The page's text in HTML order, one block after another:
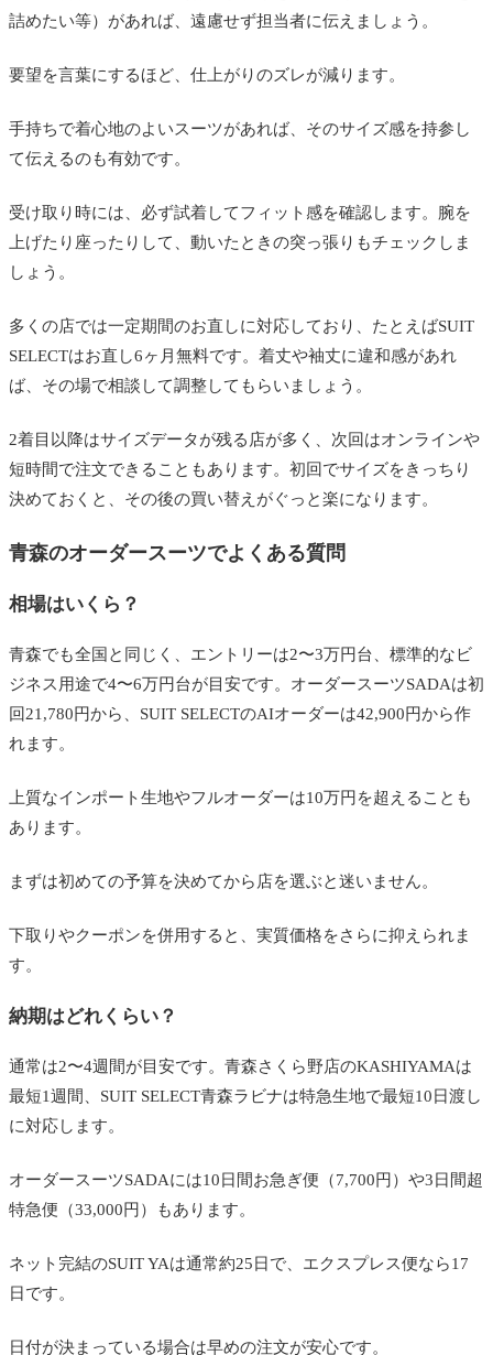
詰めたい等）があれば、遠慮せず担当者に伝えましょう。
要望を言葉にするほど、仕上がりのズレが減ります。
手持ちで着心地のよいスーツがあれば、そのサイズ感を持参し
て伝えるのも有効です。
受け取り時には、必ず試着してフィット感を確認します。腕を
上げたり座ったりして、動いたときの突っ張りもチェックしま
しょう。
多くの店では一定期間のお直しに対応しており、たとえばSUIT
SELECTはお直し6ヶ月無料です。着丈や袖丈に違和感があれ
ば、その場で相談して調整してもらいましょう。
2着目以降はサイズデータが残る店が多く、次回はオンラインや
短時間で注文できることもあります。初回でサイズをきっちり
決めておくと、その後の買い替えがぐっと楽になります。
青森のオーダースーツでよくある質問
相場はいくら？
青森でも全国と同じく、エントリーは2〜3万円台、標準的なビ
ジネス用途で4〜6万円台が目安です。オーダースーツSADAは初
回21,780円から、SUIT SELECTのAIオーダーは42,900円から作
れます。
上質なインポート生地やフルオーダーは10万円を超えることも
あります。
まずは初めての予算を決めてから店を選ぶと迷いません。
下取りやクーポンを併用すると、実質価格をさらに抑えられま
す。
納期はどれくらい？
通常は2〜4週間が目安です。青森さくら野店のKASHIYAMAは
最短1週間、SUIT SELECT青森ラビナは特急生地で最短10日渡し
に対応します。
オーダースーツSADAには10日間お急ぎ便（7,700円）や3日間超
特急便（33,000円）もあります。
ネット完結のSUIT YAは通常約25日で、エクスプレス便なら17
日です。
日付が決まっている場合は早めの注文が安心です。